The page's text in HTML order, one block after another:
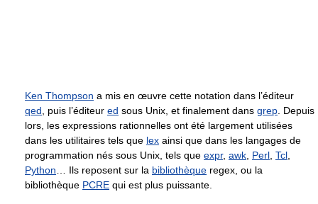
Ken Thompson a mis en œuvre cette notation dans l’éditeur
qed, puis l’éditeur ed sous Unix, et finalement dans grep. Depuis
lors, les expressions rationnelles ont été largement utilisées
dans les utilitaires tels que lex ainsi que dans les langages de
programmation nés sous Unix, tels que expr, awk, Perl, Tcl,
Python… Ils reposent sur la bibliothèque regex, ou la
bibliothèque PCRE qui est plus puissante.